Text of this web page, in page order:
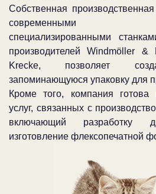
Собственная
современными
специализированными
производителей Windmöller
Krecke, позволяет
запоминающуюся упаковку для
Кроме того, компания готова
услуг, связанных с
включающий разработку
изготовление флексопечатной